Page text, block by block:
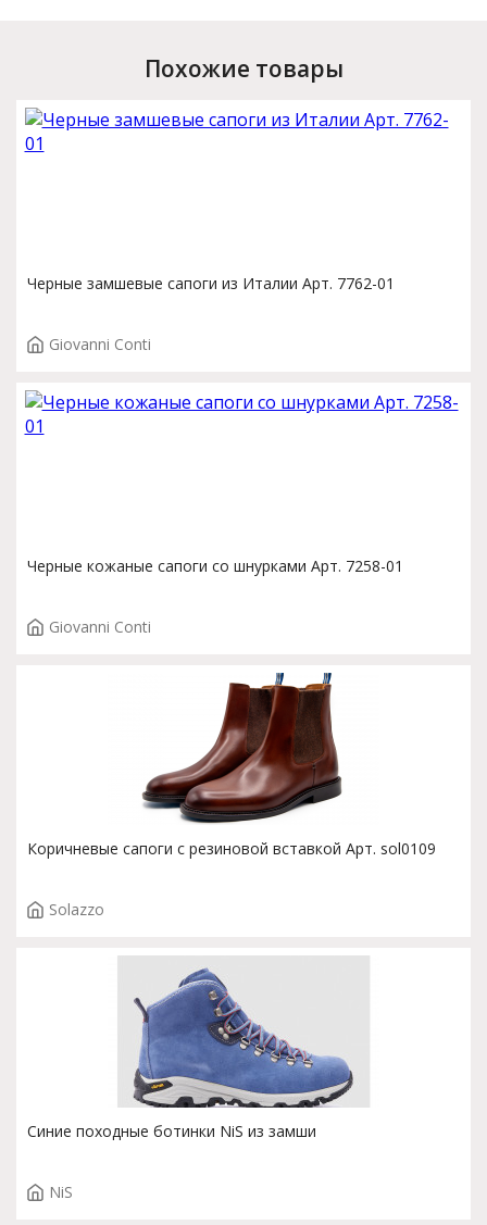
Похожие товары
Черные замшевые сапоги из Италии Арт. 7762-01
Giovanni Conti
Черные кожаные сапоги со шнурками Арт. 7258-01
Giovanni Conti
Коричневые сапоги с резиновой вставкой Арт. sol0109
Solazzo
Синие походные ботинки NiS из замши
NiS